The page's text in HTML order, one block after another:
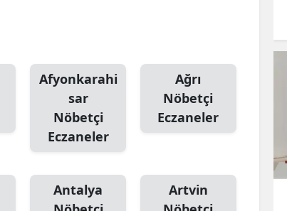
Kırşehir
Kocaeli
Malatya
Afyonkarahi
sar
Nöbetçi
Eczaneler
Ağrı
Nöbetçi
Eczaneler
Antalya
Artvin